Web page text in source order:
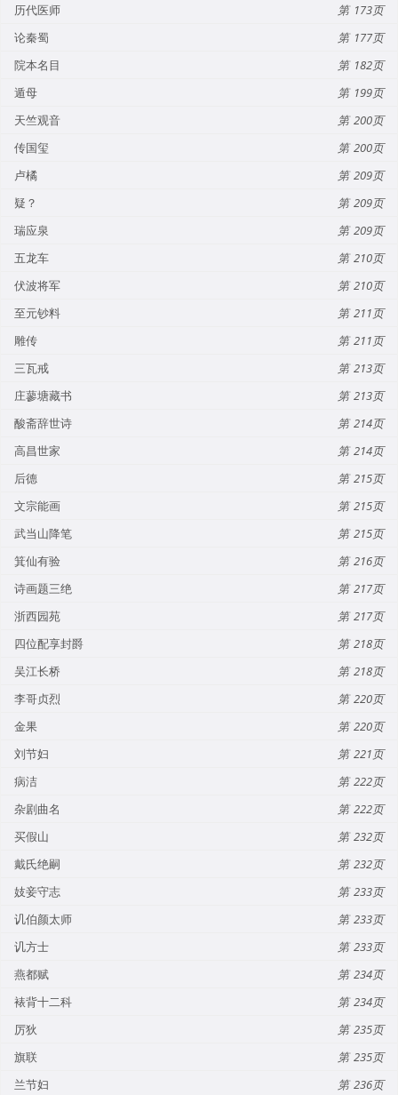
历代医师
173
论秦蜀
177
院本名目
182
遁母
199
天竺观音
200
传国玺
200
卢橘
209
疑？
209
瑞应泉
209
五龙车
210
伏波将军
210
至元钞料
211
雕传
211
三瓦戒
213
庄蓼塘藏书
213
酸斋辞世诗
214
高昌世家
214
后德
215
文宗能画
215
武当山降笔
215
箕仙有验
216
诗画题三绝
217
浙西园苑
217
四位配享封爵
218
吴江长桥
218
李哥贞烈
220
金果
220
刘节妇
221
病洁
222
杂剧曲名
222
买假山
232
戴氏绝嗣
232
妓妾守志
233
讥伯颜太师
233
讥方士
233
燕都赋
234
裱背十二科
234
厉狄
235
旗联
235
兰节妇
236